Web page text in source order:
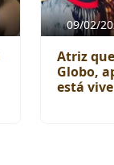
09/02/
Atriz
Globo,
está